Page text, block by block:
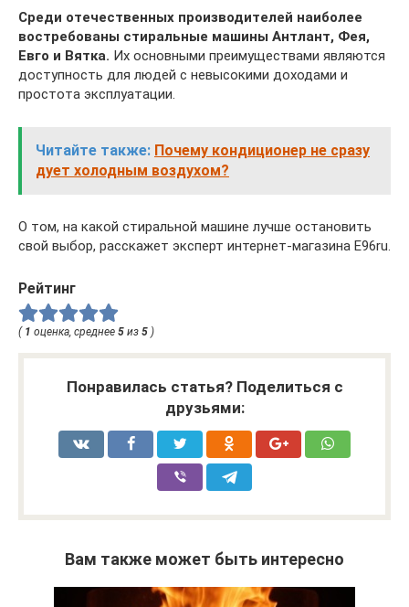
Среди отечественных производителей наиболее
востребованы стиральные машины Антлант, Фея,
Евго и Вятка. Их основными преимуществами являются
доступность для людей с невысокими доходами и
простота эксплуатации.
Читайте также: Почему кондиционер не сразу
дует холодным воздухом?
О том, на какой стиральной машине лучше остановить
свой выбор, расскажет эксперт интернет-магазина E96ru.
Рейтинг
( 1 оценка, среднее 5 из 5 )
Понравилась статья? Поделиться с
друзьями:
Вам также может быть интересно